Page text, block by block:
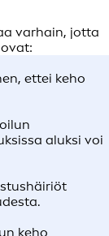
varhain, jotta
ettei keho
aluksi voi
keho